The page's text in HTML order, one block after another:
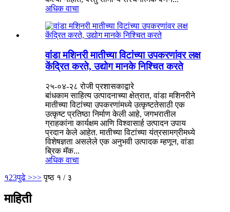
अधिक वाचा
वांडा मशिनरी मातीच्या विटांच्या उपकरणांवर लक्ष
केंद्रित करते, उद्योग मानके निश्चित करते
२५-०४-२८ रोजी प्रशासकाद्वारे
बांधकाम साहित्य उत्पादनाच्या क्षेत्रात, वांडा मशिनरीने
मातीच्या विटांच्या उपकरणांमध्ये उत्कृष्टतेसाठी एक
उत्कृष्ट प्रतिष्ठा निर्माण केली आहे, जगभरातील
ग्राहकांना कार्यक्षम आणि विश्वासार्ह उत्पादन उपाय
प्रदान केले आहेत. मातीच्या विटांच्या यंत्रसामग्रीमध्ये
विशेषज्ञता असलेले एक अनुभवी उत्पादक म्हणून, वांडा
ब्रिक मॅक...
अधिक वाचा
१23पुढे >>> पृष्ठ १ / ३
माहिती